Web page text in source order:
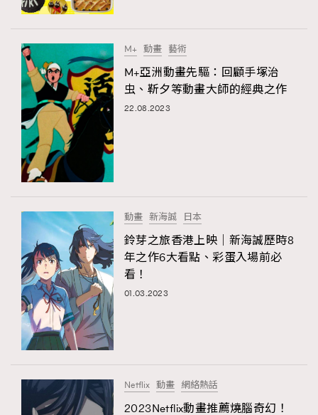
M+ 動畫 藝術
M+亞洲動畫先驅：回顧手塚治
虫、靳夕等動畫大師的經典之作
22.08.2023
動畫 新海誠 日本
鈴芽之旅香港上映｜新海誠歷時8
年之作6大看點、彩蛋入場前必
看！
01.03.2023
Netflix 動畫 網絡熱話
2023Netflix動畫推薦燒腦奇幻！